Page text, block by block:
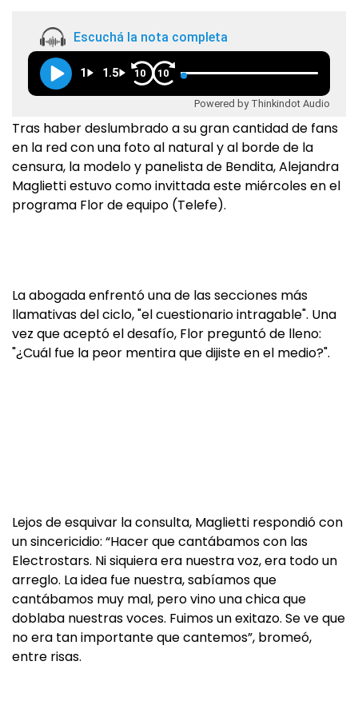
Escuchá la nota completa
1 1.5 10 10
Powered by Thinkindot Audio
Tras haber deslumbrado a su gran cantidad de fans
en la red con una foto al natural y al borde de la
censura, la modelo y panelista de Bendita, Alejandra
Maglietti estuvo como invittada este miércoles en el
programa Flor de equipo (Telefe).
La abogada enfrentó una de las secciones más
llamativas del ciclo, "el cuestionario intragable". Una
vez que aceptó el desafío, Flor preguntó de lleno:
"¿Cuál fue la peor mentira que dijiste en el medio?".
Lejos de esquivar la consulta, Maglietti respondió con
un sincericidio: “Hacer que cantábamos con las
Electrostars. Ni siquiera era nuestra voz, era todo un
arreglo. La idea fue nuestra, sabíamos que
cantábamos muy mal, pero vino una chica que
doblaba nuestras voces. Fuimos un exitazo. Se ve que
no era tan importante que cantemos”, bromeó,
entre risas.